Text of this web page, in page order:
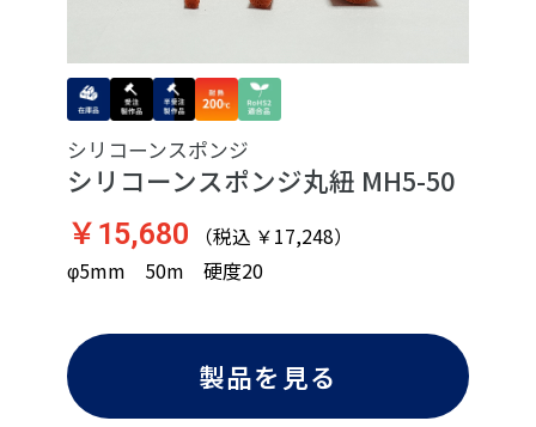
シリコーンスポンジ
シリコーンスポンジ丸紐 MH5-50
￥15,680 （税込 ￥17,248）
φ5mm 50m 硬度20
製品を見る